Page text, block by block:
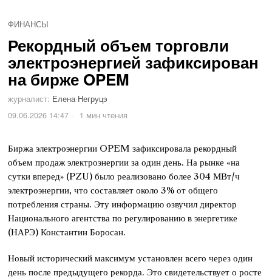
ФИНАНСЫ
Рекордный объем торговли
электроэнергией зафиксирован
на бирже OPEM
журналист: Елена Негруцэ
09.06.2026 14:47
1 мин чтения
Биржа электроэнергии OPEM зафиксировала рекордный
объем продаж электроэнергии за один день. На рынке «на
сутки вперед» (PZU) было реализовано более 304 МВт/ч
электроэнергии, что составляет около 3% от общего
потребления страны. Эту информацию озвучил директор
Национального агентства по регулированию в энергетике
(НАРЭ) Константин Боросан.
Новый исторический максимум установлен всего через один
день после предыдущего рекорда. Это свидетельствует о росте